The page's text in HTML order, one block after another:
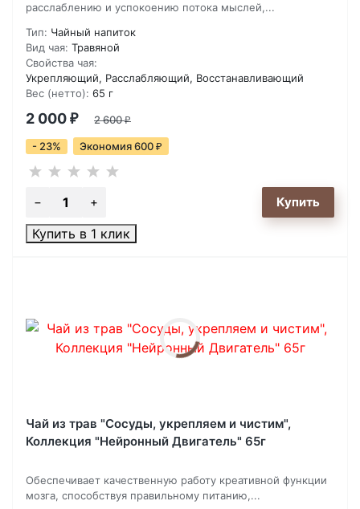
расслаблению и успокоению потока мыслей,...
Тип: Чайный напиток
Вид чая: Травяной
Свойства чая:
Укрепляющий, Расслабляющий, Восстанавливающий
Вес (нетто): 65 г
2 000 ₽ 2 600₽
- 23% Экономия 600 ₽
Купить в 1 клик
Чай из трав "Сосуды, укрепляем и чистим",
Коллекция "Нейронный Двигатель" 65г
Обеспечивает качественную работу креативной функции
мозга, способствуя правильному питанию,...